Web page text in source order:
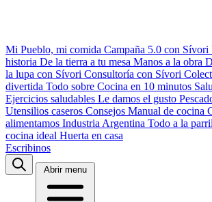
Mi Pueblo, mi comida Campaña 5.0 con Sívori
historia De la tierra a tu mesa Manos a la obra
la lupa con Sívori Consultoría con Sívori
divertida Todo sobre Cocina en 10 minutos
Ejercicios saludables Le damos el gusto
Utensilios caseros Consejos Manual de cocina
alimentamos Industria Argentina Todo a la
cocina ideal Huerta en casa
Escribinos
Abrir menu